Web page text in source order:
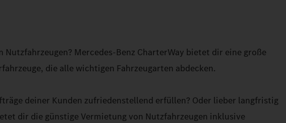
Mercedes-Benz CharterWay bietet dir eine große
die alle wichtigen Fahrzeugarten abdecken.
deiner Kunden zufriedenstellend erfüllen? Oder lieber langfristig
dir die günstige Vermietung von Nutzfahrzeugen inklusive